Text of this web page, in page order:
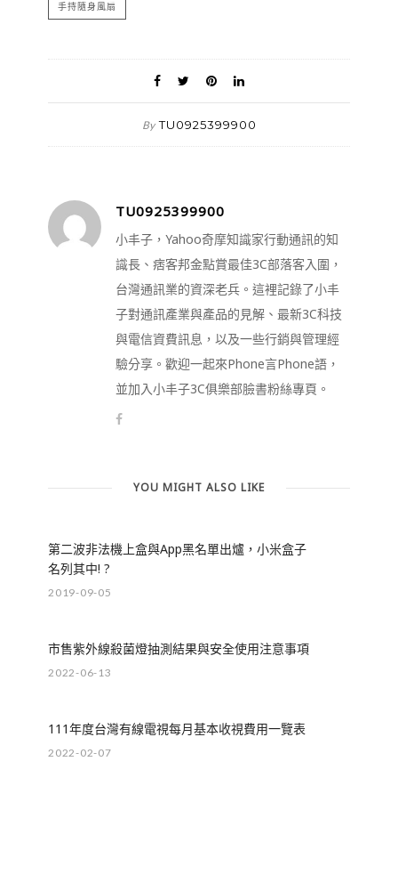
手持隨身風扇
By TU0925399900
TU0925399900
小丰子，Yahoo奇摩知識家行動通訊的知
識長、痞客邦金點賞最佳3C部落客入圍，
台灣通訊業的資深老兵。這裡記錄了小丰
子對通訊產業與產品的見解、最新3C科技
與電信資費訊息，以及一些行銷與管理經
驗分享。歡迎一起來Phone言Phone語，
並加入小丰子3C俱樂部臉書粉絲專頁。
YOU MIGHT ALSO LIKE
第二波非法機上盒與App黑名單出爐，小米盒子
名列其中! ?
2019-09-05
市售紫外線殺菌燈抽測結果與安全使用注意事項
2022-06-13
111年度台灣有線電視每月基本收視費用一覽表
2022-02-07